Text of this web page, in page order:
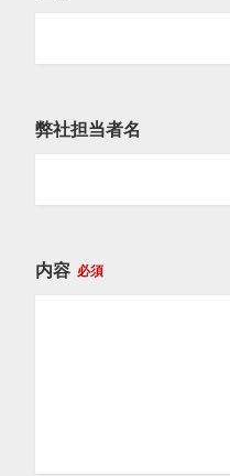
弊社担当者名
内容 必須